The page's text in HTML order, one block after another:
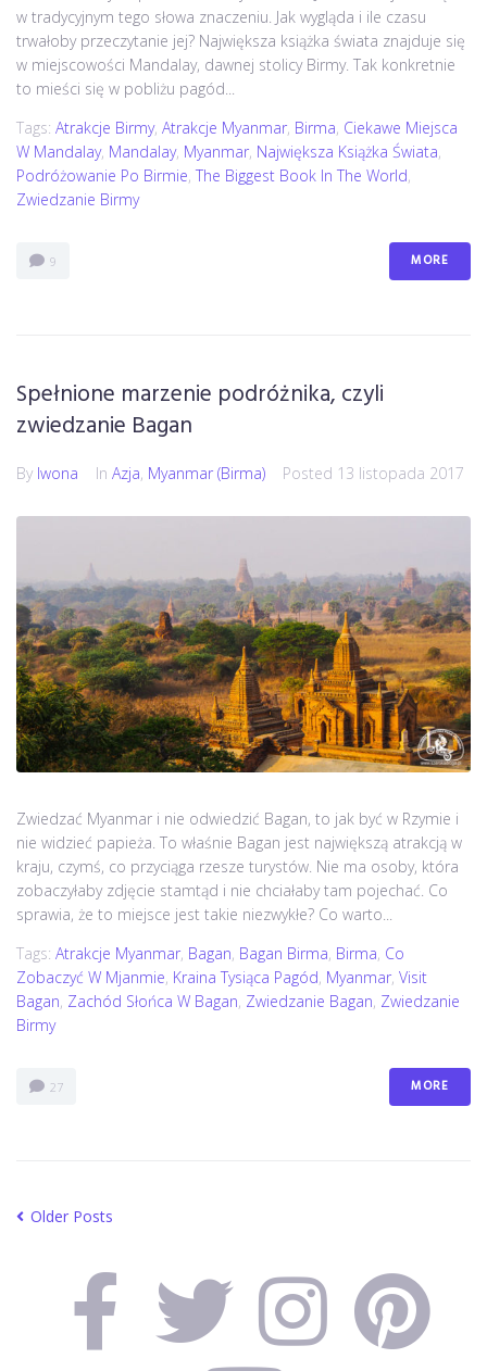
w tradycyjnym tego słowa znaczeniu. Jak wygląda i ile czasu
trwałoby przeczytanie jej? Największa książka świata znajduje się
w miejscowości Mandalay, dawnej stolicy Birmy. Tak konkretnie
to mieści się w pobliżu pagód...
Tags: Atrakcje Birmy, Atrakcje Myanmar, Birma, Ciekawe Miejsca
W Mandalay, Mandalay, Myanmar, Największa Książka Świata,
Podróżowanie Po Birmie, The Biggest Book In The World,
Zwiedzanie Birmy
9 MORE
Spełnione marzenie podróżnika, czyli
zwiedzanie Bagan
By Iwona In Azja, Myanmar (Birma) Posted 13 listopada 2017
Zwiedzać Myanmar i nie odwiedzić Bagan, to jak być w Rzymie i
nie widzieć papieża. To właśnie Bagan jest największą atrakcją w
kraju, czymś, co przyciąga rzesze turystów. Nie ma osoby, która
zobaczyłaby zdjęcie stamtąd i nie chciałaby tam pojechać. Co
sprawia, że to miejsce jest takie niezwykłe? Co warto...
Tags: Atrakcje Myanmar, Bagan, Bagan Birma, Birma, Co
Zobaczyć W Mjanmie, Kraina Tysiąca Pagód, Myanmar, Visit
Bagan, Zachód Słońca W Bagan, Zwiedzanie Bagan, Zwiedzanie
Birmy
27 MORE
Older Posts